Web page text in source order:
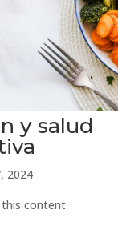
y salud
2024
this content